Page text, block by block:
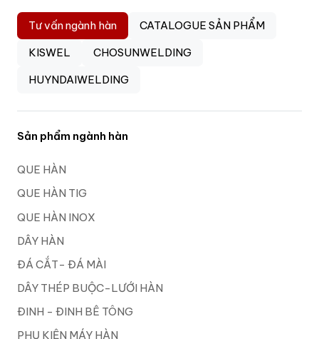
Tư vấn ngành hàn
CATALOGUE SẢN PHẨM
KISWEL
CHOSUNWELDING
HUYNDAIWELDING
Sản phẩm ngành hàn
QUE HÀN
QUE HÀN TIG
QUE HÀN INOX
DÂY HÀN
ĐÁ CẮT- ĐÁ MÀI
DÂY THÉP BUỘC-LƯỚI HÀN
ĐINH - ĐINH BÊ TÔNG
PHỤ KIỆN MÁY HÀN